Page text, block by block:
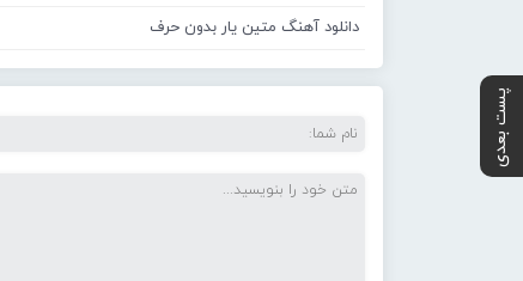
پست بعدی
دانلود آهنگ متین یار بدون حرف